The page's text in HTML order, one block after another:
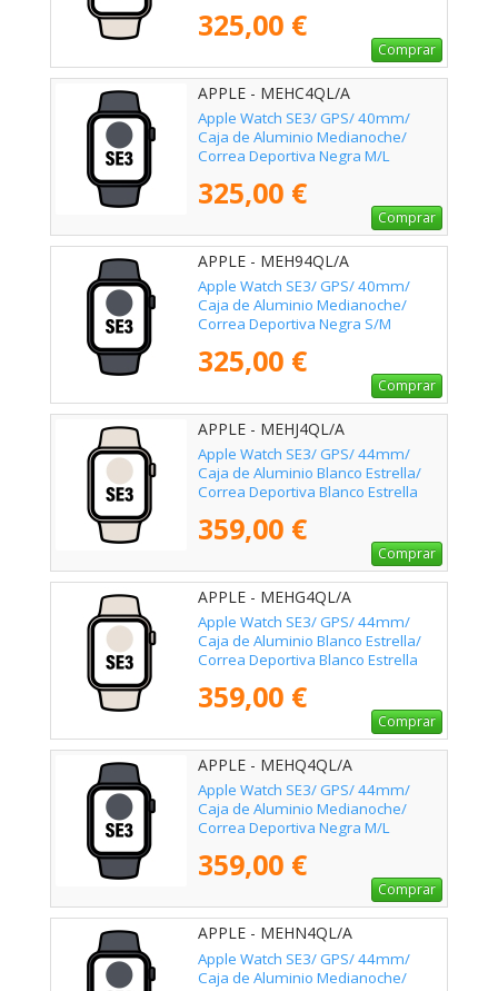
325,00 €
Comprar
APPLE - MEHC4QL/A
Apple Watch SE3/ GPS/ 40mm/
Caja de Aluminio Medianoche/
Correa Deportiva Negra M/L
325,00 €
Comprar
APPLE - MEH94QL/A
Apple Watch SE3/ GPS/ 40mm/
Caja de Aluminio Medianoche/
Correa Deportiva Negra S/M
325,00 €
Comprar
APPLE - MEHJ4QL/A
Apple Watch SE3/ GPS/ 44mm/
Caja de Aluminio Blanco Estrella/
Correa Deportiva Blanco Estrella
359,00 €
Comprar
APPLE - MEHG4QL/A
Apple Watch SE3/ GPS/ 44mm/
Caja de Aluminio Blanco Estrella/
Correa Deportiva Blanco Estrella
359,00 €
Comprar
APPLE - MEHQ4QL/A
Apple Watch SE3/ GPS/ 44mm/
Caja de Aluminio Medianoche/
Correa Deportiva Negra M/L
359,00 €
Comprar
APPLE - MEHN4QL/A
Apple Watch SE3/ GPS/ 44mm/
Caja de Aluminio Medianoche/